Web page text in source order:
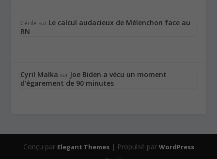
Cécile sur Le calcul audacieux de Mélenchon face au
RN
Cyril Malka sur Joe Biden a vécu un moment
d’égarement de 90 minutes
Conçu par Elegant Themes| Propulsé par WordPress